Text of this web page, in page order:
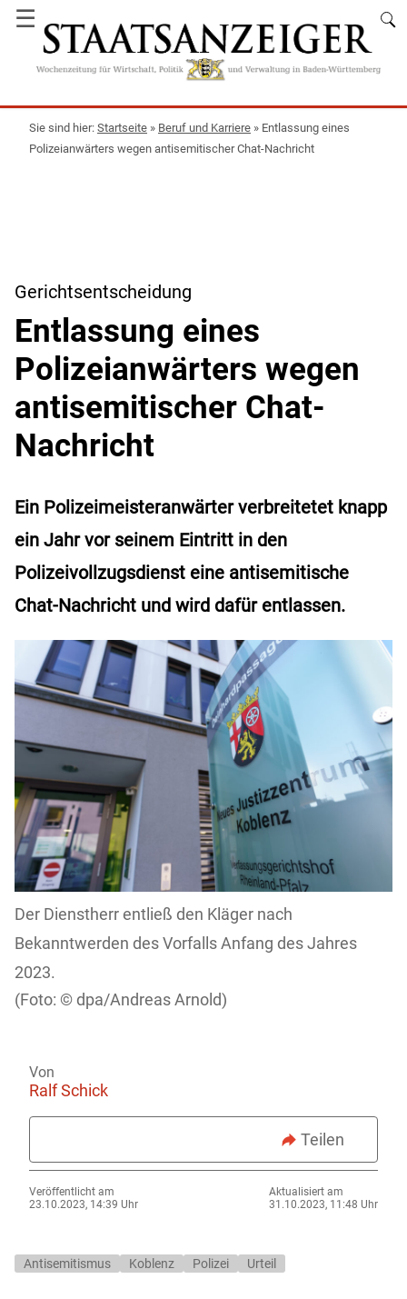
☰
Startseite » Beruf und Karriere » Entlassung eines
Polizeianwärters wegen antisemitischer Chat-Nachricht
Gerichtsentscheidung
Entlassung eines
Polizeianwärters wegen
antisemitischer Chat-
Nachricht
Ein Polizeimeisteranwärter verbreitetet knapp
ein Jahr vor seinem Eintritt in den
Polizeivollzugsdienst eine antisemitische
Chat-Nachricht und wird dafür entlassen.
Der Dienstherr entließ den Kläger nach
Bekanntwerden des Vorfalls Anfang des Jahres
2023.
dpa/Andreas Arnold)
Von
Ralf Schick
Teilen
Veröffentlicht am
23.10.2023, 14:39 Uhr
Aktualisiert am
31.10.2023, 11:48 Uhr
Antisemitismus Koblenz Polizei Urteil